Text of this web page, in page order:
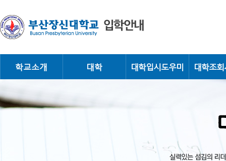
학교소개 대학 대학입시도우미 대학조
실
력
있